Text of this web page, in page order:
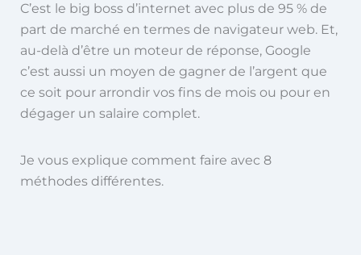
C’est le big boss d’internet avec plus de 95 % de
part de marché en termes de navigateur web. Et,
au-delà d’être un moteur de réponse, Google
c’est aussi un moyen de gagner de l’argent que
ce soit pour arrondir vos fins de mois ou pour en
dégager un salaire complet.
Je vous explique comment faire avec 8
méthodes différentes.